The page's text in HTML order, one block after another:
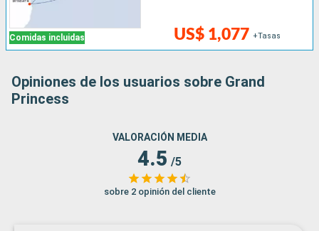
Comidas incluidas US$ 1,077 +Tasas
Opiniones de los usuarios sobre Grand
Princess
VALORACIÓN MEDIA
4.5 /5
sobre 2 opinión del cliente